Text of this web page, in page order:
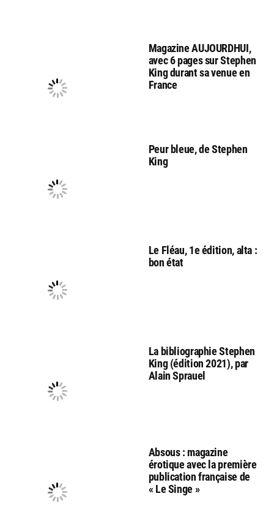
Magazine AUJOURDHUI,
avec 6 pages sur Stephen
King durant sa venue en
France
Peur bleue, de Stephen
King
Le Fléau, 1e édition, alta :
bon état
La bibliographie Stephen
King (édition 2021), par
Alain Sprauel
Absous : magazine
érotique avec la première
publication française de
« Le Singe »